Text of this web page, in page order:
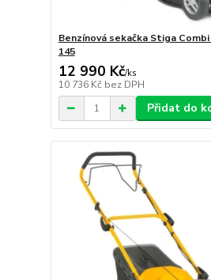
Benzínová sekačka Stiga Combi
145
12 990 Kč/ks
10 736 Kč bez DPH
Přidat do